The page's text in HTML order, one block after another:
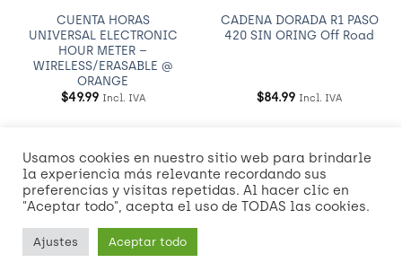
CUENTA HORAS
UNIVERSAL ELECTRONIC
HOUR METER –
WIRELESS/ERASABLE @
ORANGE
$49.99 Incl. IVA
CADENA DORADA R1 PASO
420 SIN ORING Off Road
$84.99 Incl. IVA
Visa MasterCardAmerican
Express
Credit
Card
2
Dinners
Club
Discover
Visa
NOSOTROS POLÍTICAS DE ENVÍO Y ENTREGA
Copyright 2026 ©
Usamos cookies en nuestro sitio web para brindarle
la experiencia más relevante recordando sus
preferencias y visitas repetidas. Al hacer clic en
"Aceptar todo", acepta el uso de TODAS las cookies.
Ajustes Aceptar todo